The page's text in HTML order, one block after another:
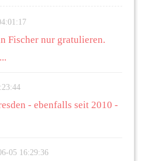
Fischer nur gratulieren.
- ebenfalls seit 2010 -
05 16:29:36